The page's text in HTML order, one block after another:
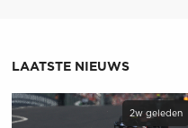
LAATSTE NIEUWS
2w geleden